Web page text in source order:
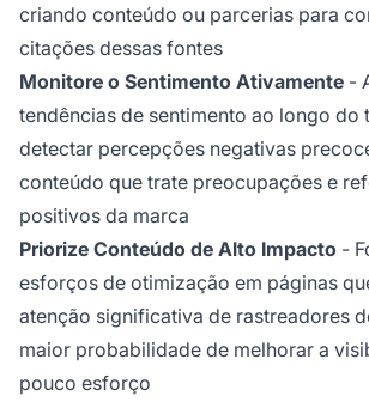
criando conteúdo ou parcerias para
citações dessas fontes
Monitore o Sentimento Ativamente -
tendências de sentimento ao longo do
detectar percepções negativas
conteúdo que trate preocupações e
positivos da marca
Priorize Conteúdo de Alto Impacto -
esforços de otimização em páginas
atenção significativa de rastreadores
maior probabilidade de melhorar a
pouco esforço